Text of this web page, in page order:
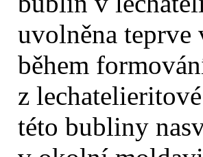
uvolněna
během
z
této bubliny